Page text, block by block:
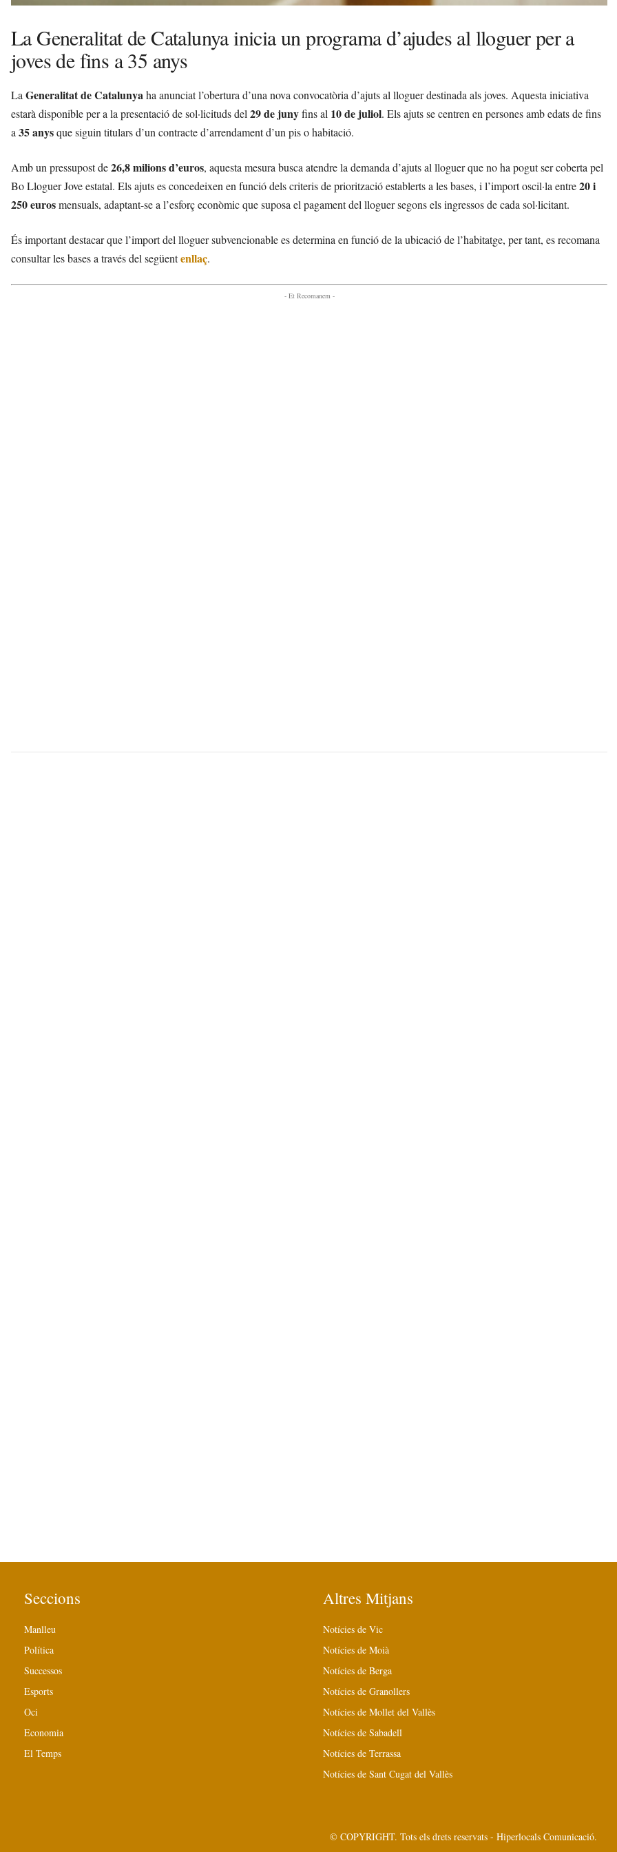
La Generalitat de Catalunya inicia un programa d’ajudes al lloguer per a
joves de fins a 35 anys
La Generalitat de Catalunyaha anunciat l’obertura d’una nova convocatòria d’ajuts al lloguer destinada als joves. Aquesta iniciativa
estarà disponible per a la presentació de sol·licituds del 29 de junyfins al 10 de juliol. Els ajuts se centren en persones amb edats de fins
a 35 anysque siguin titulars d’un contracte d’arrendament d’un pis o habitació.
Amb un pressupost de26,8 milions d’euros, aquesta mesura busca atendre la demanda d’ajuts al lloguer que no ha pogut ser coberta pel
Bo Lloguer Jove estatal. Els ajuts es concedeixen en funció dels criteris de priorització establerts a les bases, i l’import oscil·la entre20 i
250 eurosmensuals, adaptant-se a l’esforç econòmic que suposa el pagament del lloguer segons els ingressos de cada sol·licitant.
És important destacar que l’import del lloguer subvencionable es determina en funció de la ubicació de l’habitatge, per tant, es recomana
consultar les bases a través del següentenllaç.
- Et Recomanem -
Seccions
Manlleu
Política
Successos
Esports
Oci
Economia
El Temps
Altres Mitjans
Notícies de Vic
Notícies de Moià
Notícies de Berga
Notícies de Granollers
Notícies de Mollet del Vallès
Notícies de Sabadell
Notícies de Terrassa
Notícies de Sant Cugat del Vallès
© COPYRIGHT. Tots els drets reservats - Hiperlocals Comunicació.